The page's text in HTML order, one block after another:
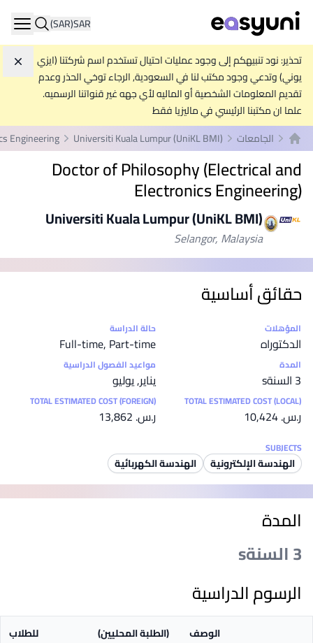
SAR
(SAR)
تحذير: نود تنبيهكم إلى وجود عمليات احتيال تستخدم اسم شركتنا (ايزي
يوني) وتدعي وجود مكتب لنا في السعودية, الرجاء توخي الحذر وعدم
تقديم المعلومات الشخصية أو الماليه لأي جهه غير قنواتنا الرسميه.
علما ان مكتبنا الرئيسي في ماليزيا فقط
الصفحة الرئيسية
الجامعات Universiti Kuala Lumpur (UniKL BMI)
Engineering
Doctor of Philosophy (Electrical and
Electronics Engineering)
Universiti Kuala Lumpur (UniKL BMI)
Selangor, Malaysia
حقائق أساسية
إحصائيات
المؤهلات
الدكتوراه
حالة الدراسة
Full-time, Part-time
المدة
3 السنةs
مواعيد الفصول الدراسية
يناير, يوليو
TOTAL ESTIMATED COST (LOCAL)
ر.س.‏ 10,424
TOTAL ESTIMATED COST (FOREIGN)
ر.س.‏ 13,862
SUBJECTS
الهندسة الإلكترونية الهندسة الكهربائية
المدة
3 السنةs
الرسوم الدراسية
الوصف (الطلبة المحليين)
للطلاب